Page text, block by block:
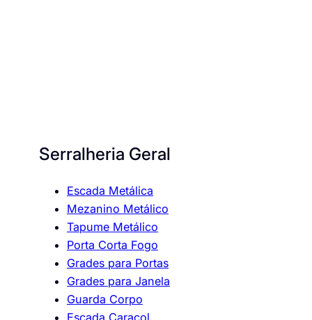
Serralheria Geral
Escada Metálica
Mezanino Metálico
Tapume Metálico
Porta Corta Fogo
Grades para Portas
Grades para Janela
Guarda Corpo